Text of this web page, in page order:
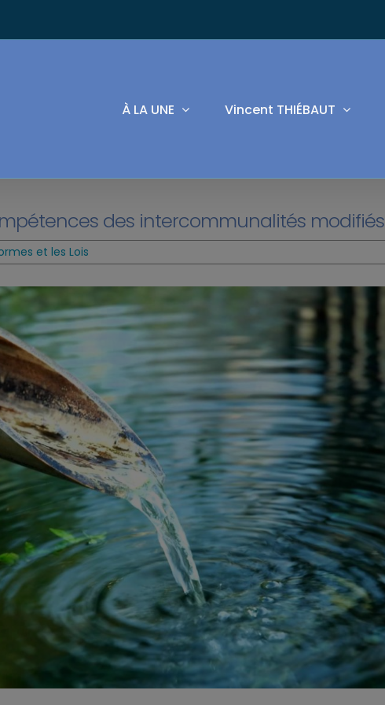
À LA UNE Vincent THIÉBAUT
des intercommunalités modifiés
et les Lois